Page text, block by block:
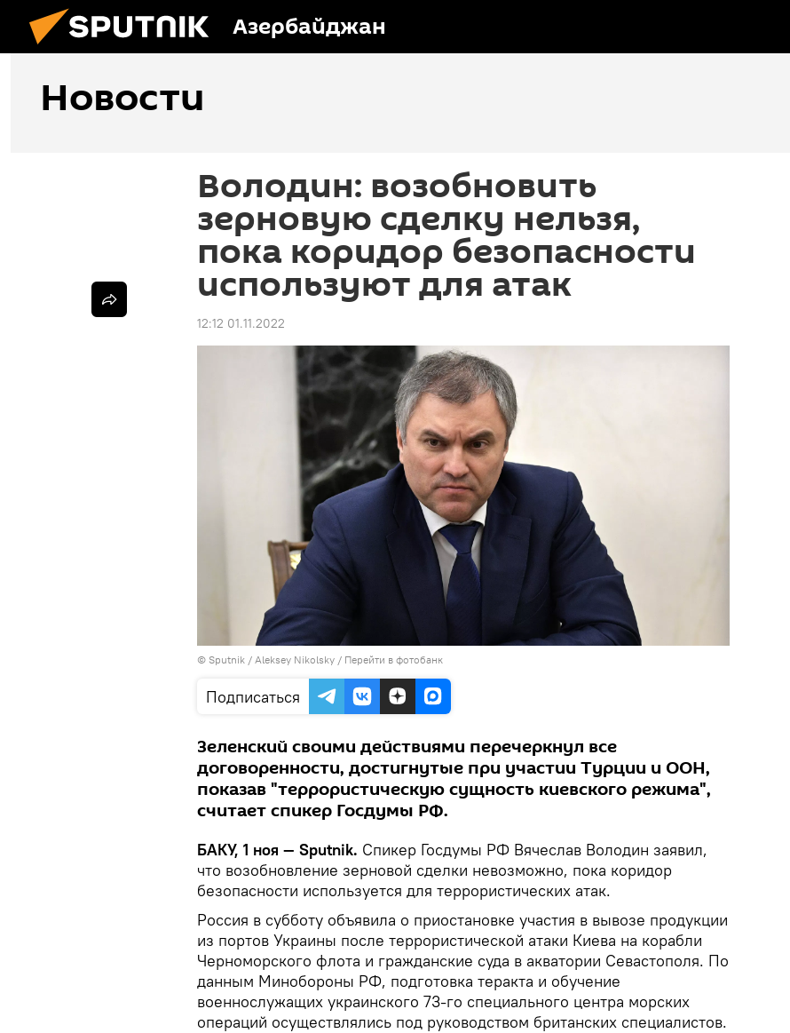
Азербайджан
Новости
Володин: возобновить
зерновую сделку нельзя,
пока коридор безопасности
используют для атак
12:12 01.11.2022
© Sputnik / Aleksey Nikolsky / Перейти в фотобанк
Подписаться
Зеленский своими действиями перечеркнул все
договоренности, достигнутые при участии Турции и ООН,
показав "террористическую сущность киевского режима",
считает спикер Госдумы РФ.
БАКУ, 1 ноя — Sputnik. Спикер Госдумы РФ Вячеслав Володин заявил,
что возобновление зерновой сделки невозможно, пока коридор
безопасности используется для террористических атак.
Россия в субботу объявила о приостановке участия в вывозе продукции
из портов Украины после террористической атаки Киева на корабли
Черноморского флота и гражданские суда в акватории Севастополя. По
данным Минобороны РФ, подготовка теракта и обучение
военнослужащих украинского 73-го специального центра морских
операций осуществлялись под руководством британских специалистов.